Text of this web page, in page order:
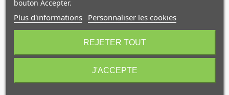
éclat particulier aux images. L'étendue de sa gamme de
contraste et sa souplesse de traitement en font un papier
pour renouveler le plaisir de la chambre noire.
que son prédécesseur, ainsi que des noirs de meilleure
qualité et plus profonds, une distribution améliorée des
demi-teintes pour une impression plus facile et un
bouton Accepter.
Plus d'informations Personnaliser les cookies
REJETER TOUT
J'ACCEPTE
10€ OFFERTS sur votre
premier achat !